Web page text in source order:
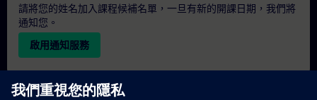
請將您的姓名加入課程候補名單，一旦有新的開課日期，我們將
通知您。
啟用通知服務